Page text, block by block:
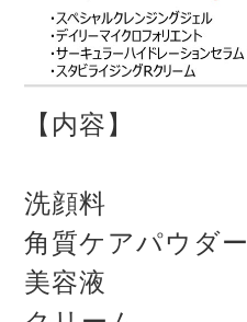
【内容】
洗顔料
角質ケアパウダー
美容液